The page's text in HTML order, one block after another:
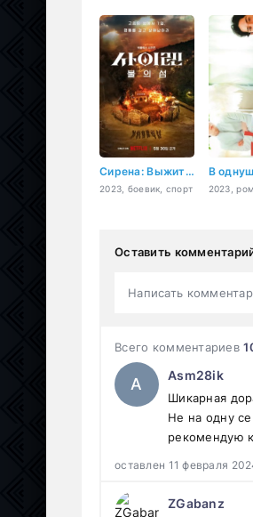
Сирена: Выжить на острове
2023, боевик, спорт
Оставить
Написать
Всего комментариев
A Asm28ik
Шикарная
Не на одну
рекомендую
оставлен 11 февраля
ZGabanz